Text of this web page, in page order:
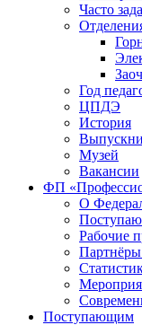
Часто
Год
ЦПДЭ
История
Музей
Вакансии
ФП
О
Рабочие
Партнёры
Поступающим